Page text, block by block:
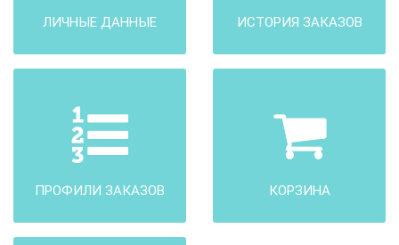
ЛИЧНЫЕ ДАННЫЕ ИСТОРИЯ ЗАКАЗОВ
ПРОФИЛИ ЗАКАЗОВ КОРЗИНА